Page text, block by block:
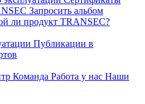
Запросить альбом
ли продукт TRANSEC?
Публикации в
Команда Работа у нас Наши